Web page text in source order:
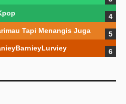
Tapi Menangis Juga